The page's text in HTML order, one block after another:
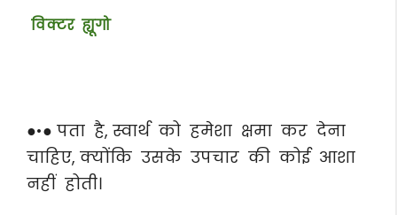
विक्टर ह्यूगो
●•● पता है, स्वार्थ को हमेशा क्षमा कर देना
चाहिए, क्योंकि उसके उपचार की कोई आशा
नहीं होती।